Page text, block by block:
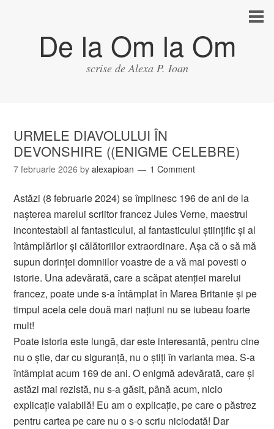
De la Om la Om
scrise de Alexa P. Ioan
URMELE DIAVOLULUI ÎN
DEVONSHIRE ((ENIGME CELEBRE)
7 februarie 2026 byalexapioan 1 Comment
Astăzi (8 februarie 2024) se împlinesc 196 de ani de la
nașterea marelui scriitor francez Jules Verne, maestrul
incontestabil al fantasticului, al fantasticului științific și al
întâmplărilor și călătoriilor extraordinare. Așa că o să mă
supun dorinței domniilor voastre de a vă mai povesti o
istorie. Una adevărată, care a scăpat atenției marelui
francez, poate unde s-a întâmplat în Marea Britanie și pe
timpul acela cele două mari națiuni nu se iubeau foarte
mult!
Poate istoria este lungă, dar este interesantă, pentru cine
nu o știe, dar cu siguranță, nu o știți în varianta mea. S-a
întâmplat acum 169 de ani. O enigmă adevărată, care şi
astăzi mai rezistă, nu s-a găsit, până acum, nicio
explicaţie valabilă! Eu am o explicaţie, pe care o păstrez
pentru cartea pe care nu o s-o scriu niciodată! Dar